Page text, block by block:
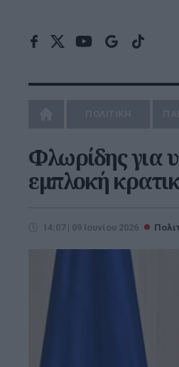
Φλωρίδης για
εμπλοκή
14:07 | 09 Ιουνίου 2026